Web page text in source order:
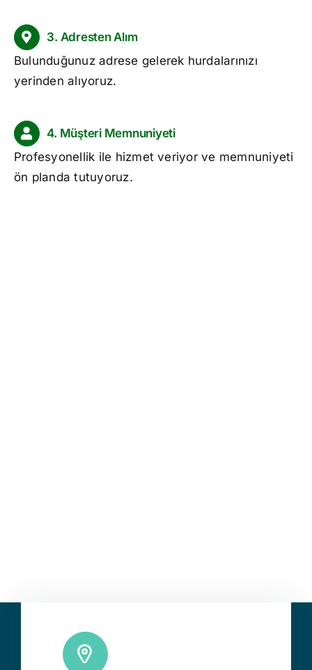
3. Adresten Alım
Bulunduğunuz adrese gelerek hurdalarınızı
yerinden alıyoruz.
4. Müşteri Memnuniyeti
Profesyonellik ile hizmet veriyor ve memnuniyeti
ön planda tutuyoruz.